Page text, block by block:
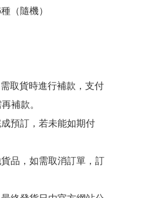
（隨機）
取貨時進行補款，支付
補款。
預訂，若未能如期付
品，如需取消訂單，訂